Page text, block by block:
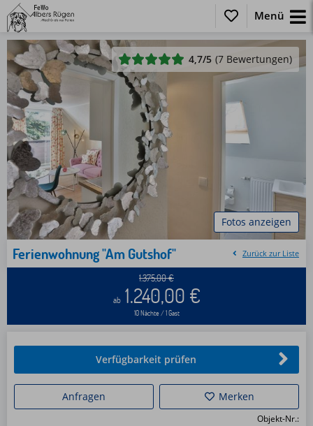
Menü
Fotos anzeigen
Ferienwohnung "Am Gutshof" Zurück zur Liste
4,7/5 (7 Bewertungen)
1.375,00€
ab 1.240,00 €
10 Nächte / 1 Gast
Verfügbarkeit prüfen
Anfragen Merken
Objekt-Nr.: